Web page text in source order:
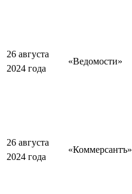
26 августа
2024 года
«Ведомости»
26 августа
2024 года
«Коммерсантъ»